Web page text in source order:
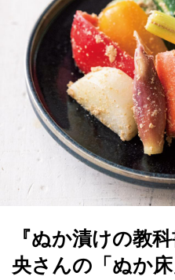
『ぬか漬けの教
央さんの「ぬか